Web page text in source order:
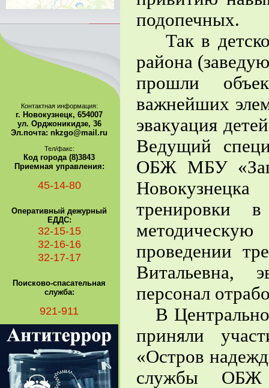
подопечных.
Так в
района
прошли
важнейших
эвакуация
Ведущий
ОБЖ МБУ
тренировки
проведении
Витальевна,
персонал
В
приняли
«Остров
службы
Контактная информация:
г. Новокузнецк, 654007
ул. Орджоникидзе, 36
Эл.почта: nkzgo@mail.ru
Тел/факс:
Код города (8)3843
Приемная управления:
45-14-80
Оперативный дежурный
ЕДДС:
32-15-15
32-16-16
32-17-17
Поисково-спасательная
служба:
921-911